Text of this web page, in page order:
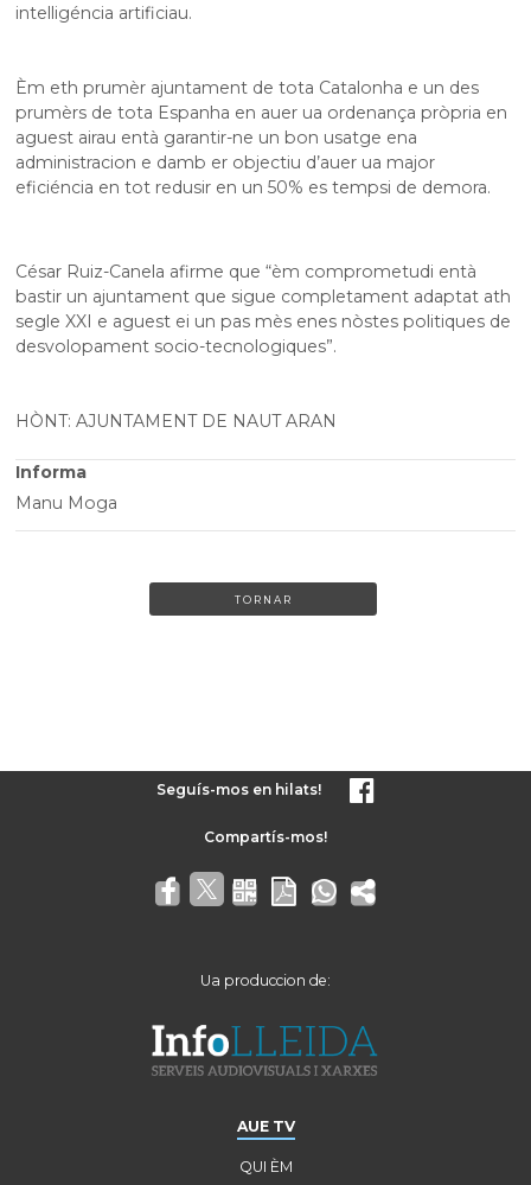
intelligéncia artificiau.
Èm eth prumèr ajuntament de tota Catalonha e un des
prumèrs de tota Espanha en auer ua ordenança pròpria en
aguest airau entà garantir-ne un bon usatge ena
administracion e damb er objectiu d’auer ua major
eficiéncia en tot redusir en un 50% es tempsi de demora.
César Ruiz-Canela afirme que “èm comprometudi entà
bastir un ajuntament que sigue completament adaptat ath
segle XXI e aguest ei un pas mès enes nòstes politiques de
desvolopament socio-tecnologiques”.
HÒNT: AJUNTAMENT DE NAUT ARAN
Informa
Manu Moga
TORNAR
Seguís-mos en hilats!
Ua produccion de:
AUE TV
QUI ÈM